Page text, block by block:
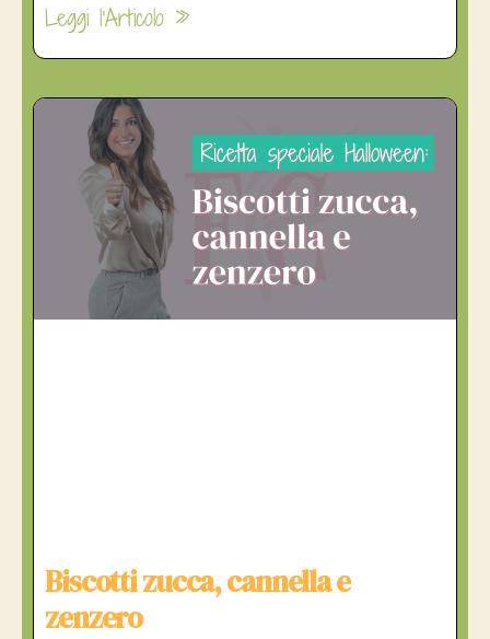
Leggi l'Articolo »
Biscotti zucca, cannella e
zenzero